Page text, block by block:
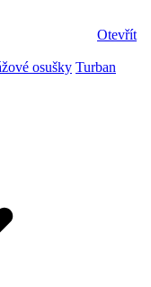
Otevřít
osušky Turban